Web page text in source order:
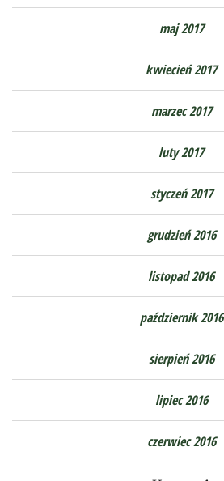
maj 2017
kwiecień 2017
marzec 2017
luty 2017
styczeń 2017
grudzień 2016
listopad 2016
październik 2016
sierpień 2016
lipiec 2016
czerwiec 2016